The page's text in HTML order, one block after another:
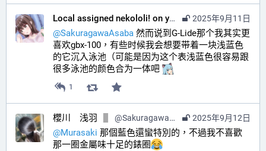
2025年9月11日
Local assigned nekololi! on your timeline :nacholook:
@SakuragawaAsaba 然而说到G-Lide那个我其实更
喜欢gbx-100，有些时候我会想要带着一块浅蓝色
的它沉入泳池（可能是因为这个表浅蓝色很容易跟
很多泳池的颜色合为一体吧
1
2025年9月12日
櫻川 浅羽 @SakuragawaAsaba@hub.sakuragawa.moe
@Murasaki 那個藍色還蠻特別的，不過我不喜歡
那一圈金屬味十足的錶圈